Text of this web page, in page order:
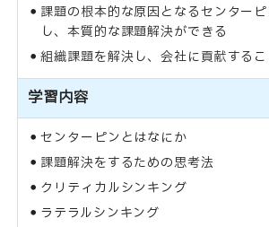
課題の根本的な原因となるセンター
し、本質的な課題解決ができる
組織課題を解決し、会社に貢献する
学習内容
センターピンとはなにか
課題解決をするための思考法
クリティカルシンキング
ラテラルシンキング